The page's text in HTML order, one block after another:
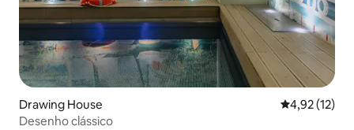
Drawing House 4,92 de uma
4,92 (12)
Desenho clássico